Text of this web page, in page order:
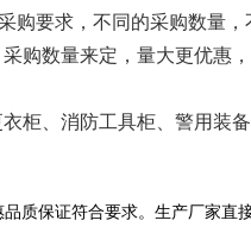
购要求，不同的采购数量，
购数量来定，量大更优惠
柜、消防工具柜、警用装
质保证符合要求。生产厂家直接